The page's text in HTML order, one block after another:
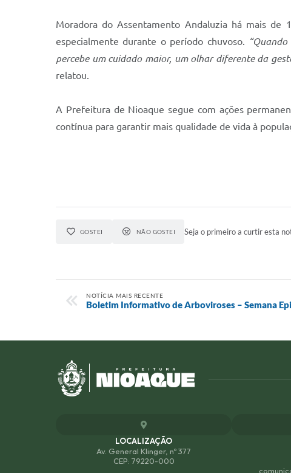
Moradora do Assentamento Andaluzia há mais de
especialmente durante o período chuvoso.
percebe um cuidado maior, um olhar diferente da
relatou.
A Prefeitura de Nioaque segue com ações
contínua para garantir mais qualidade de vida à
GOSTEI NÃO GOSTEI Seja o primeiro a curtir esta
NOTÍCIA MAIS RECENTE
Boletim Informativo de Arboviroses – Semana
LOCALIZAÇÃO
Av. General Klinger, nº 377
CEP: 79220-000